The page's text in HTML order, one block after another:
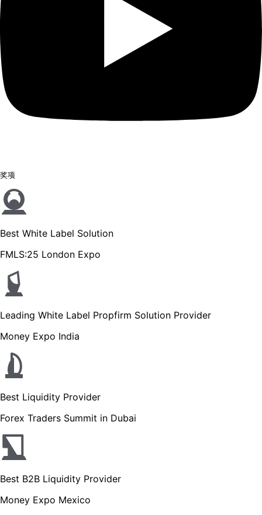
奖项
Best White Label Solution
FMLS:25 London Expo
Leading White Label Propfirm Solution Provider
Money Expo India
Best Liquidity Provider
Forex Traders Summit in Dubai
Best B2B Liquidity Provider
Money Expo Mexico